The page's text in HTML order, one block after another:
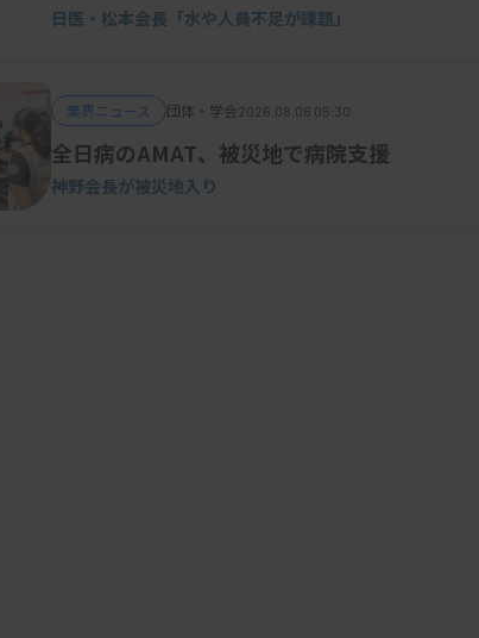
日医・松本会長「水や人員不足が課題」
業界ニュース 団体・学会2026.08.06 05:30
全日病のAMAT、被災地で病院支援
神野会長が被災地入り